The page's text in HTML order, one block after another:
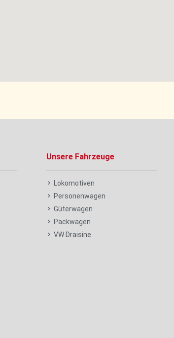
Unsere Fahrzeuge
Lokomotiven
Personenwagen
Güterwagen
Packwagen
VW Draisine